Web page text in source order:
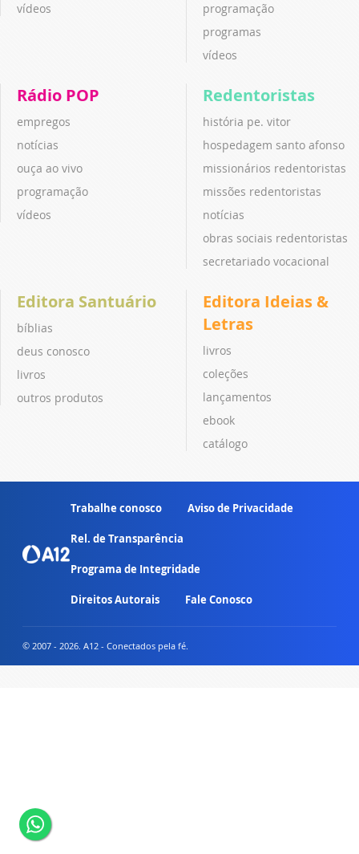
vídeos
programação
programas
vídeos
Rádio POP
empregos
notícias
ouça ao vivo
programação
vídeos
Redentoristas
história pe. vitor
hospedagem santo afonso
missionários redentoristas
missões redentoristas
notícias
obras sociais redentoristas
secretariado vocacional
Editora Santuário
bíblias
deus conosco
livros
outros produtos
Editora Ideias &
Letras
livros
coleções
lançamentos
ebook
catálogo
Trabalhe conosco Aviso de Privacidade
Rel. de Transparência
Programa de Integridade
Direitos Autorais Fale Conosco
© 2007 - 2026. A12 - Conectados pela fé.